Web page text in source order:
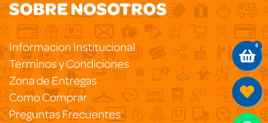
SOBRE NOSOTROS
Informacion Institucional
Terminos y Condiciones
Zona de Entregas
Como Comprar
Preguntas Frecuentes
0